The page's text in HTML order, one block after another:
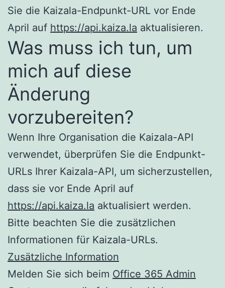
Sie die Kaizala-Endpunkt-URL vor Ende
April auf https://api.kaiza.la aktualisieren.
Was muss ich tun, um
mich auf diese
Änderung
vorzubereiten?
Wenn Ihre Organisation die Kaizala-API
verwendet, überprüfen Sie die Endpunkt-
URLs Ihrer Kaizala-API, um sicherzustellen,
dass sie vor Ende April auf
https://api.kaiza.la aktualisiert werden.
Bitte beachten Sie die zusätzlichen
Informationen für Kaizala-URLs.
Zusätzliche Information
Melden Sie sich beim Office 365 Admin